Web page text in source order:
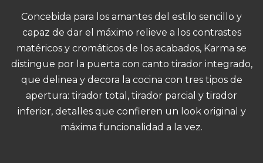
Concebida para los amantes del estilo sencillo y
capaz de dar el máximo relieve a los contrastes
matéricos y cromáticos de los acabados, Karma se
distingue por la puerta con canto tirador integrado,
que delinea y decora la cocina con tres tipos de
apertura: tirador total, tirador parcial y tirador
inferior, detalles que confieren un look original y
máxima funcionalidad a la vez.